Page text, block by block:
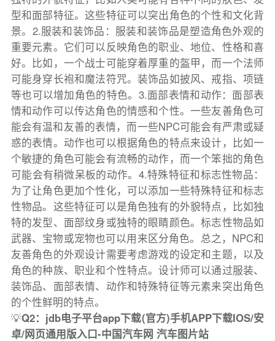
型和面部特征。这些特征可以突出角色的个性和文化背
景。2.服装和装饰品：服装和装饰品是塑造角色外观的
重要元素。它们可以反映角色的职业、地位、性格和喜
好。比如，一个战士可能穿着厚重的盔甲，而一个法师
可能身穿长袍和魔法符咒。装饰品如披风、戒指、项链
等也可以增加角色的特色。3.面部表情和动作：面部表
情和动作可以传达角色的情感和个性。一些友善角色可
能会有温和友善的表情，而一些NPC可能会有严肃或疑
惑的表情。动作也可以根据角色的特点来设计，比如一
个敏捷的角色可能会有流畅的动作，而一个笨拙的角色
可能会有稍微呆板的动作。4.特殊特征和标志性物品：
为了让角色更加个性化，可以添加一些特殊特征和标志
性物品。这些特征可以是角色独有的外貌特点，比如独
特的发型、面部纹身或独特的眼睛颜色。标志性物品如
武器、宝物或宠物也可以用来区分角色。总之，NPC和
友善角色的外观设计需要考虑游戏的设定和主题，以及
角色的种族、职业和个性特点。设计师可以通过服装、
装饰品、面部表情、动作和特殊特征等元素来突出角色
的个性鲜明的特点。
💡Q2：jdb电子平台app下载(官方)手机APP下载IOS/安
卓/网页通用版入口-中国汽车网 汽车图片站